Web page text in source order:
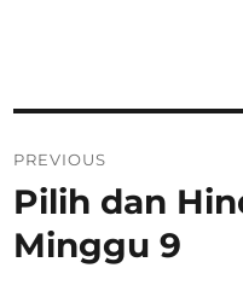
navigation
PREVIOUS
Previous
post:
Pilih dan
Minggu 9